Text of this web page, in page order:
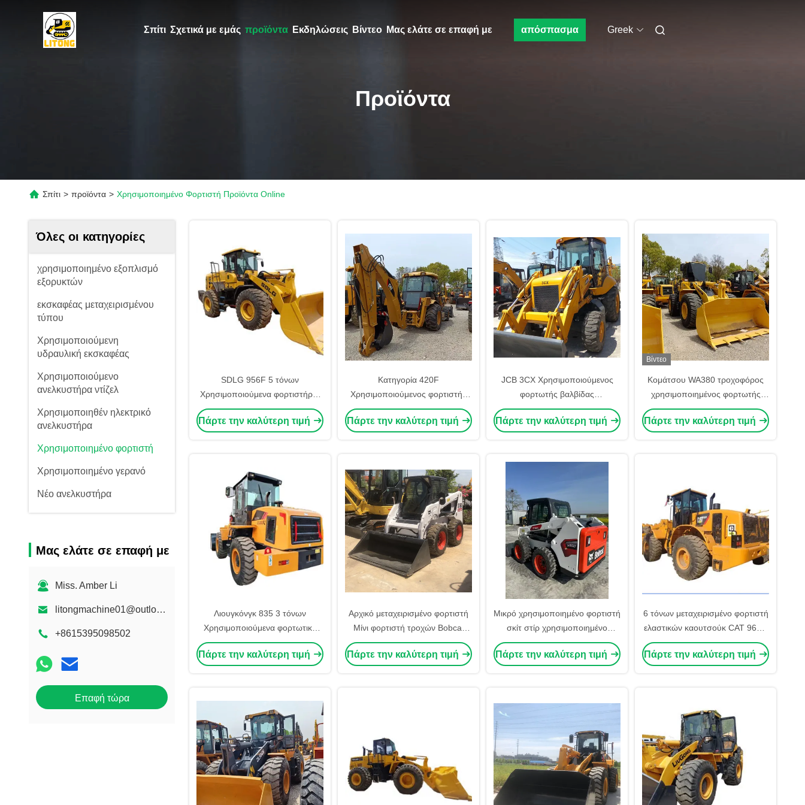
Σπίτι Σχετικά με εμάς προϊόντα Εκδηλώσεις Βίντεο Μας ελάτε σε επαφή με απόσπασμα Greek
Προϊόντα
Σπίτι > προϊόντα > Χρησιμοποιημένο Φορτιστή Προϊόντα Online
Όλες οι κατηγορίες
χρησιμοποιημένο εξοπλισμό
εξορυκτών
εκσκαφέας μεταχειρισμένου
τύπου
Χρησιμοποιούμενη
υδραυλική εκσκαφέας
Χρησιμοποιούμενο
ανελκυστήρα ντίζελ
Χρησιμοποιηθέν ηλεκτρικό
ανελκυστήρα
Χρησιμοποιημένο φορτιστή
Χρησιμοποιημένο γερανό
Νέο ανελκυστήρα
Μας ελάτε σε επαφή με
Miss. Amber Li
litongmachine01@outlook.com
+8615395098502
Επαφή τώρα
SDLG 956F 5 τόνων
Χρησιμοποιούμενα φορτιστήρες
τροχών ελαστικών μεσαίου
μεγέθους φορτιστή εσωτερικής
Πάρτε την καλύτερη τιμή
Κατηγορία 420F
Χρησιμοποιούμενος φορτιστής
υδραυλικού συστήματος
Χρησιμοποιούμενος φορτιστής
Πάρτε την καλύτερη τιμή
JCB 3CX Χρησιμοποιούμενος
φορτωτής βαλβίδας
μεταχειρισμένες κατασκευαστικές
μηχανές Καλή κατάσταση
Πάρτε την καλύτερη τιμή
Βίντεο
Κομάτσου WA380 τροχοφόρος
χρησιμοποιημένος φορτωτής
Ιαπωνία Αρχική μηχανή 3.1 Cbm
χωρητικότητα κουβάς
Πάρτε την καλύτερη τιμή
Λιουγκόνγκ 835 3 τόνων
Χρησιμοποιούμενα φορτωτικά
τροχών Τεχνητά καουτσούκ
Χρησιμοποιούμενα μεσαία
Πάρτε την καλύτερη τιμή
Αρχικό μεταχειρισμένο φορτιστή
Μίνι φορτιστή τροχών Bobcat
S160 Steer Loader
Πάρτε την καλύτερη τιμή
Μικρό χρησιμοποιημένο φορτιστή
σκίτ στίρ χρησιμοποιημένο
Bobcat S550 υψηλής απόδοσης
36.4kw ισχύς
Πάρτε την καλύτερη τιμή
6 τόνων μεταχειρισμένο φορτιστή
ελαστικών καουτσούκ CAT 966H
φορτιστή τροχών μεσαίου
μεγέθους φορτιστή εσωτερικής
Πάρτε την καλύτερη τιμή